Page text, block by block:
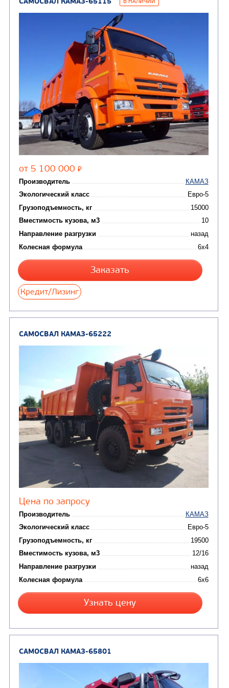
АВТОБУСЫ
Вахтовые автобусы(3)
АВТОЦИСТЕРНЫ
Автотопливозаправщики
CHAMELEON (г. Егорьевск)
Молоковозы, водовозы(7)
установки (КМУ)
КОММУНАЛЬНАЯ
ТЕХНИКА
Комбинированные
машины(18)
Вакуумные машины
Илососные машины
Комбинированные
Мусоровозы(24)
САМОСВАЛ КАМАЗ-65115
от 5 100 000
Производитель
Экологический класс
Грузоподъемность, кг
Направление разгрузки
Колесная формула
Кредит/Лизинг